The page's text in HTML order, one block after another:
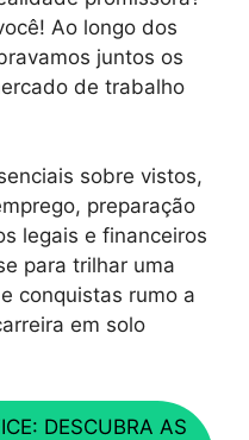
Ao longo dos
juntos os
de trabalho
sobre vistos,
preparação
legais e financeiros
para trilhar uma
conquistas rumo a
em solo
DESCUBRA AS